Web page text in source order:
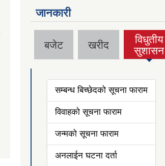
जानकारी
बजेट खरीद
विधुतीय
सुशासन
(active
tab)
सम्बन्ध बिच्छेदको सूचना फाराम
विवाहको सूचना फाराम
जन्मको सूचना फाराम
अनलाईन घटना दर्ता